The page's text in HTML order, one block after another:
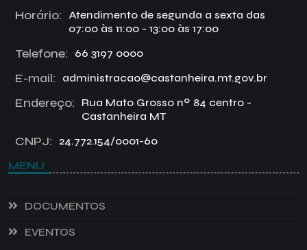
Horário:
Atendimento de segunda a sexta das
07:00 às 11:00 - 13:00 às 17:00
Telefone: 66 3197 0000
E-mail: administracao@castanheira.mt.gov.br
Endereço:
Rua Mato Grosso nº 84 centro -
Castanheira MT
CNPJ: 24.772.154/0001-60
MENU
DOCUMENTOS
EVENTOS